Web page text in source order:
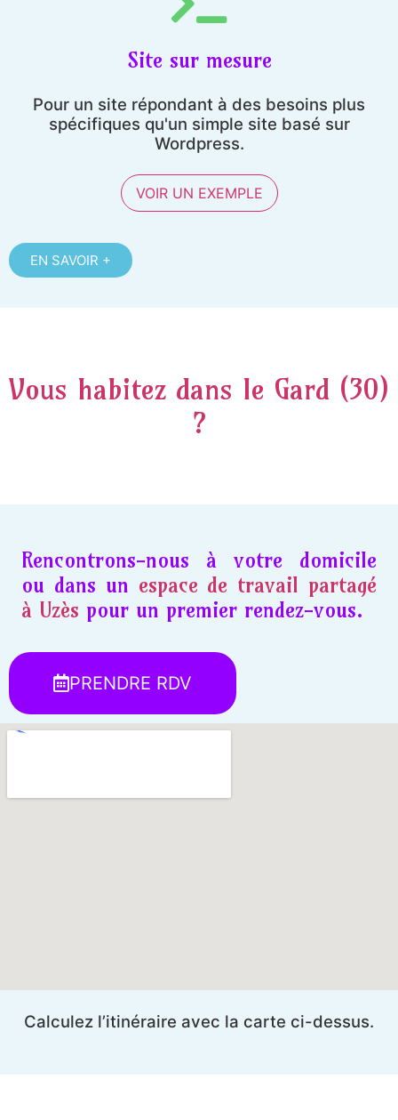
Site sur mesure
Pour un site répondant à des besoins plus
spécifiques qu'un simple site basé sur
Wordpress.
VOIR UN EXEMPLE
EN SAVOIR +
Vous habitez dans le Gard (30)
?
Rencontrons-nous à votre domicile
ou dans un espace de travail partagé
à Uzès pour un premier rendez-vous.
PRENDRE RDV
Calculez l’itinéraire avec la carte ci-dessus.